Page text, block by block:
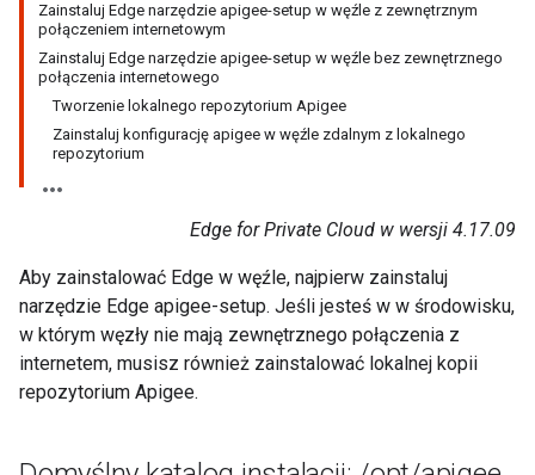
Zainstaluj Edge narzędzie apigee-setup w węźle z zewnętrznym
połączeniem internetowym
Zainstaluj Edge narzędzie apigee-setup w węźle bez zewnętrznego
połączenia internetowego
Tworzenie lokalnego repozytorium Apigee
Zainstaluj konfigurację apigee w węźle zdalnym z lokalnego
repozytorium
Edge for Private Cloud w wersji 4.17.09
Aby zainstalować Edge w węźle, najpierw zainstaluj
narzędzie Edge apigee-setup. Jeśli jesteś w w środowisku,
w którym węzły nie mają zewnętrznego połączenia z
internetem, musisz również zainstalować lokalnej kopii
repozytorium Apigee.